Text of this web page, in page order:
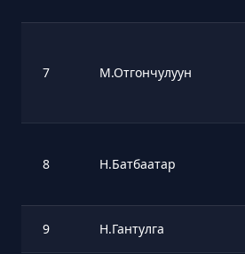
7 М.Отгончулуун
8 Н.Батбаатар
9 Н.Гантулга